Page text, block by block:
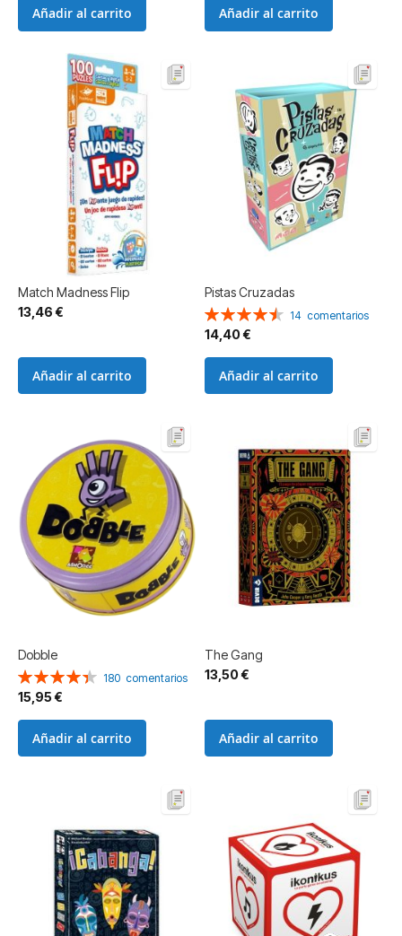
Añadir al carrito Añadir al carrito
Match Madness Flip
13,46 €
Añadir al carrito
Pistas Cruzadas
Valoración:
91%
14 comentarios
14,40 €
Añadir al carrito
Dobble
Valoración:
89%
180 comentarios
15,95 €
Añadir al carrito
The Gang
13,50 €
Añadir al carrito